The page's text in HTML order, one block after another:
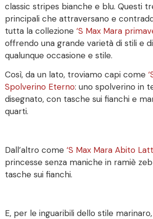
classic stripes bianche e blu. Questi
principali che attraversano e
tutta la collezione ‘S Max Mara
offrendo una grande varietà di stili e
qualunque occasione e stile.
Così, da un lato, troviamo capi come
Spolverino Eterno: uno spolverino in
disegnato, con tasche sui fianchi e
quarti.
Dall’altro come ‘S Max Mara Abito
princesse senza maniche in ramiè
tasche sui fianchi.
E, per le inguaribili dello stile